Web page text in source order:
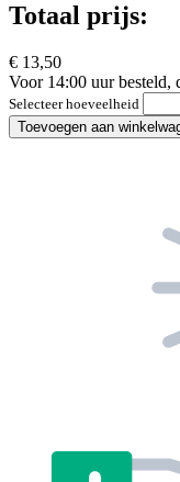
Totaal prijs:
€ 13,50
Voor 14:00 uur besteld,
Selecteer hoeveelheid
Toevoegen aan